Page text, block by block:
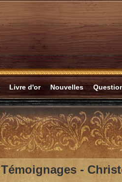
Livre d'or Nouvelles
Témoignages -